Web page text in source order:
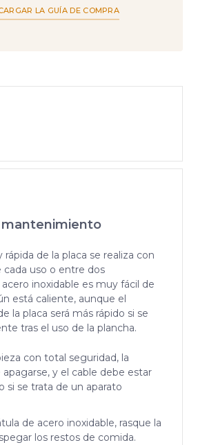
LA GUÍA DE COMPRA
mantenimiento
rápida de la placa se realiza con
cada uso o entre dos
inoxidable es muy fácil de
está caliente, aunque el
la placa será más rápido si se
tras el uso de la plancha.
con total seguridad, la
y el cable debe estar
si se trata de un aparato
de acero inoxidable, rasque la
los restos de comida.